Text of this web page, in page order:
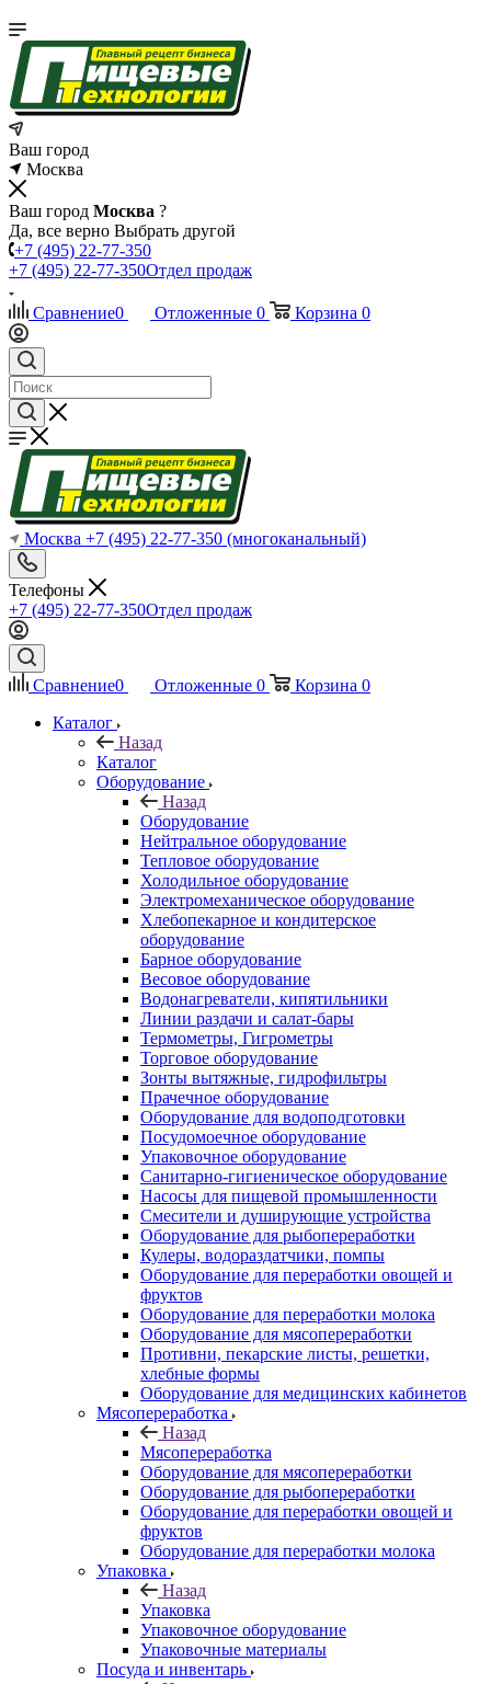
Ваш город
Москва
Ваш город Москва ?
Да, все верно Выбрать другой
+7 (495) 22-77-350
+7 (495) 22-77-350Отдел продаж
Сравнение0 Отложенные 0 Корзина 0
Москва +7 (495) 22-77-350 (многоканальный)
Телефоны
+7 (495) 22-77-350Отдел продаж
Сравнение0 Отложенные 0 Корзина 0
Каталог
Назад
Каталог
Оборудование
Назад
Оборудование
Нейтральное оборудование
Тепловое оборудование
Холодильное оборудование
Электромеханическое оборудование
Хлебопекарное и кондитерское
оборудование
Барное оборудование
Весовое оборудование
Водонагреватели, кипятильники
Линии раздачи и салат-бары
Термометры, Гигрометры
Торговое оборудование
Зонты вытяжные, гидрофильтры
Прачечное оборудование
Оборудование для водоподготовки
Посудомоечное оборудование
Упаковочное оборудование
Санитарно-гигиеническое оборудование
Насосы для пищевой промышленности
Смесители и душирующие устройства
Оборудование для рыбопереработки
Кулеры, водораздатчики, помпы
Оборудование для переработки овощей и
фруктов
Оборудование для переработки молока
Оборудование для мясопереработки
Противни, пекарские листы, решетки,
хлебные формы
Оборудование для медицинских кабинетов
Мясопереработка
Назад
Мясопереработка
Оборудование для мясопереработки
Оборудование для рыбопереработки
Оборудование для переработки овощей и
фруктов
Оборудование для переработки молока
Упаковка
Назад
Упаковка
Упаковочное оборудование
Упаковочные материалы
Посуда и инвентарь